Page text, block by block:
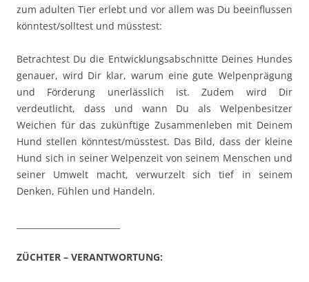
zum adulten Tier erlebt und vor allem was Du beeinflussen
könntest/solltest und müsstest:
Betrachtest Du die Entwicklungsabschnitte Deines Hundes
genauer, wird Dir klar, warum eine gute Welpenprägung
und Förderung unerlässlich ist. Zudem wird Dir
verdeutlicht, dass und wann Du als Welpenbesitzer
Weichen für das zukünftige Zusammenleben mit Deinem
Hund stellen könntest/müsstest. Das Bild, dass der kleine
Hund sich in seiner Welpenzeit von seinem Menschen und
seiner Umwelt macht, verwurzelt sich tief in seinem
Denken, Fühlen und Handeln.
ZÜCHTER – VERANTWORTUNG: